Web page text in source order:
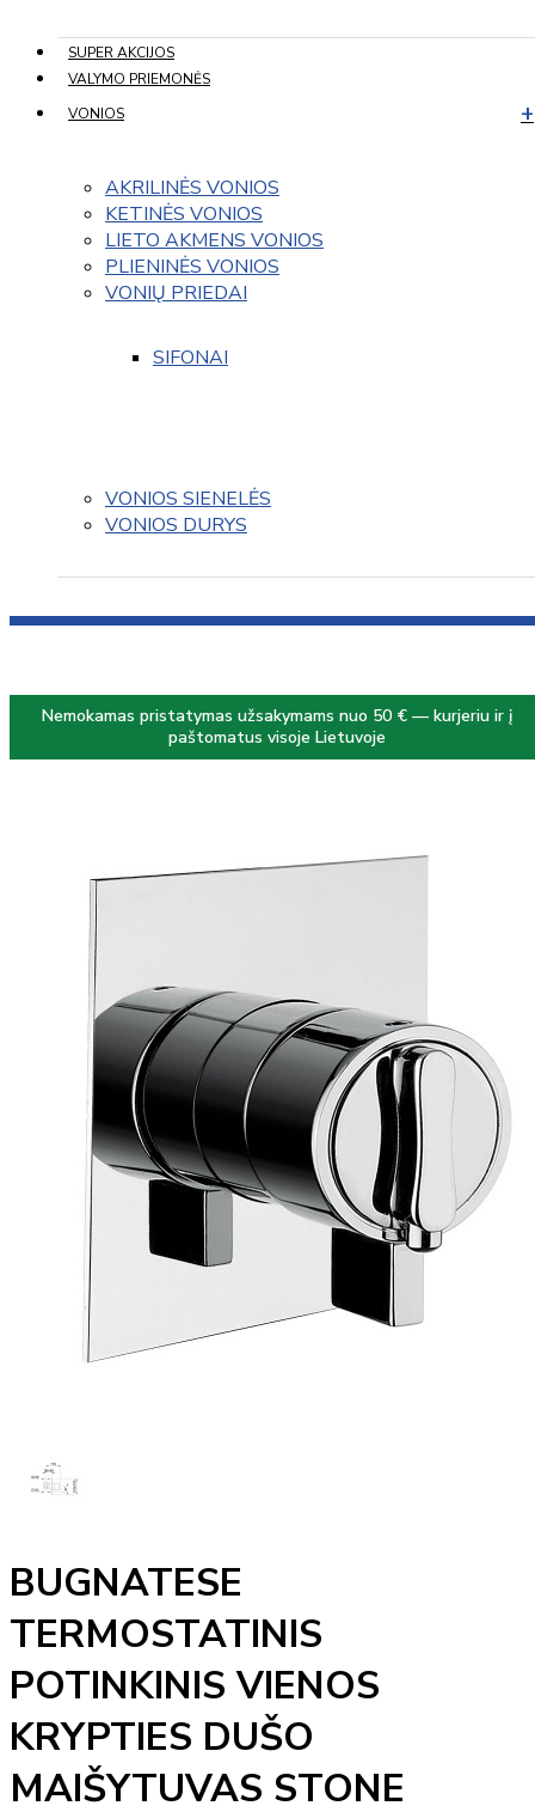
SUPER AKCIJOS
VALYMO PRIEMONĖS
VONIOS
AKRILINĖS VONIOS
KETINĖS VONIOS
LIETO AKMENS VONIOS
PLIENINĖS VONIOS
VONIŲ PRIEDAI
SIFONAI
VONIOS SIENELĖS
VONIOS DURYS
Nemokamas pristatymas užsakymams nuo 50 € — kurjeriu ir į
paštomatus visoje Lietuvoje
BUGNATESE
TERMOSTATINIS
POTINKINIS VIENOS
KRYPTIES DUŠO
MAIŠYTUVAS STONE